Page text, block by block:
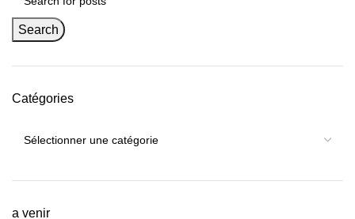
Search
Catégories
a venir